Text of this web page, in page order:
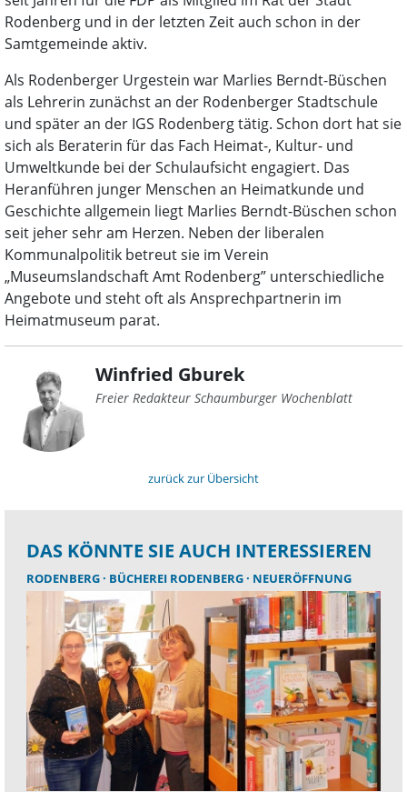
Rodenberg und in der letzten Zeit auch schon in der
Samtgemeinde aktiv.
Als Rodenberger Urgestein war Marlies Berndt-Büschen
als Lehrerin zunächst an der Rodenberger Stadtschule
und später an der IGS Rodenberg tätig. Schon dort hat sie
sich als Beraterin für das Fach Heimat-, Kultur- und
Umweltkunde bei der Schulaufsicht engagiert. Das
Heranführen junger Menschen an Heimatkunde und
Geschichte allgemein liegt Marlies Berndt-Büschen schon
seit jeher sehr am Herzen. Neben der liberalen
Kommunalpolitik betreut sie im Verein
„Museumslandschaft Amt Rodenberg” unterschiedliche
Angebote und steht oft als Ansprechpartnerin im
Heimatmuseum parat.
Winfried Gburek
Freier Redakteur Schaumburger Wochenblatt
zurück zur Übersicht
DAS KÖNNTE SIE AUCH INTERESSIEREN
RODENBERG BÜCHEREI RODENBERG NEUERÖFFNUNG